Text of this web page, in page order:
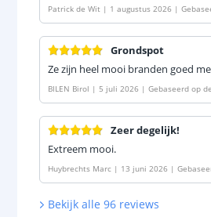
Patrick de Wit | 1 augustus 2026 |
ensor | Set van 4 stuks'
Grondspot
Ze zijn heel mooi branden goed
BILEN Birol | 5 juli 2026 | Gebaseerd op de
Zeer degelijk!
Extreem mooi.
Huybrechts Marc | 13 juni 2026 |
Bekijk alle 96 reviews